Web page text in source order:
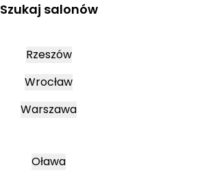
Szukaj salonów
Rzeszów
Wrocław
Warszawa
Oława